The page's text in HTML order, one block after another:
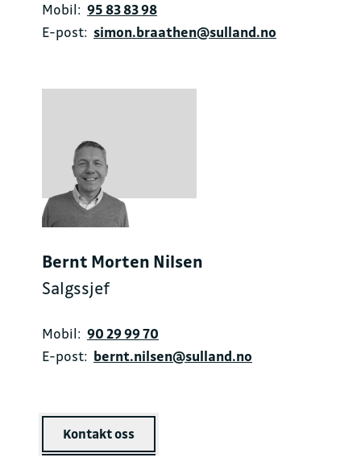
Mobil: 95 83 83 98
E-post: simon.braathen@sulland.no
Bernt Morten Nilsen
Salgssjef
Mobil: 90 29 99 70
E-post: bernt.nilsen@sulland.no
Kontakt oss